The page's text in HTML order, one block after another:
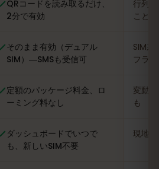
QRコードを読み取るだけ、
2分で有効
行列
ことも
そのまま有効（デュアル
SIM）―SMSも受信可
SIM
フラ
定額のパッケージ料金、ロ
ーミング料なし
変動
も
ダッシュボードでいつで
も、新しいSIM不要
現地